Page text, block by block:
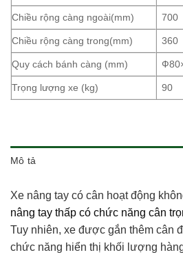
Chiều rộng càng ngoài(mm) 700
Chiều rộng càng trong(mm) 360
Quy cách bánh càng (mm)
Trọng lượng xe (kg) 90
Mô tả
Xe nâng tay có cân hoạt động
nâng tay thấp có chức năng cân
Tuy nhiên, xe được gắn thêm cân
chức năng hiển thị khối lượng